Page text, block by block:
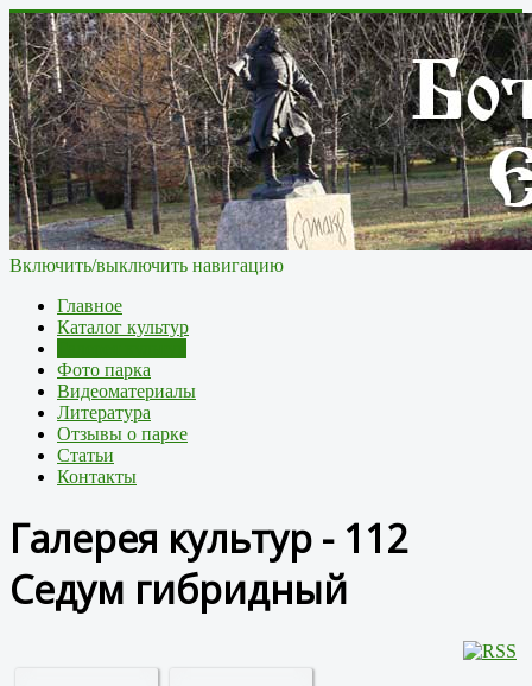
Включить/выключить навигацию
Главное
Каталог культур
Фото парка
Видеоматериалы
Литература
Отзывы о парке
Статьи
Контакты
Галерея культур - 112
Седум гибридный